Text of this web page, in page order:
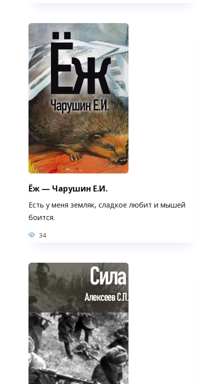
Ёж — Чарушин Е.И.
Есть у меня земляк, сладкое любит и мышей
боится.
34